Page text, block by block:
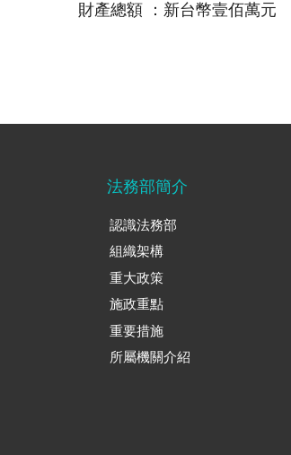
財產總額 ：新台幣壹佰萬元
法務部簡介
認識法務部
組織架構
重大政策
施政重點
重要措施
所屬機關介紹